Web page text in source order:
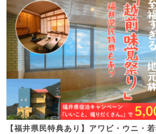
【福井県民特典あり】アワビ・ウニ・